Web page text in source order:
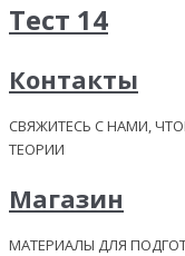
Тест 14
Контакты
СВЯЖИТЕСЬ С НАМИ,
ТЕОРИИ
Магазин
МАТЕРИАЛЫ ДЛЯ